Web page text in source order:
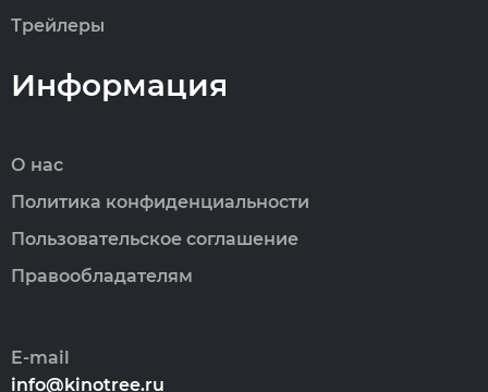
Трейлеры
Информация
О нас
Политика конфиденциальности
Пользовательское соглашение
Правообладателям
E-mail
info@kinotree.ru